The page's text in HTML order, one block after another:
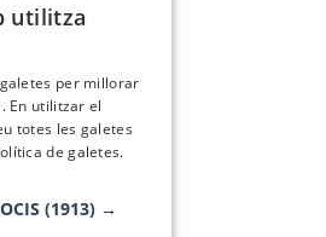
utilitza
per millorar
En utilitzar el
totes les galetes
de galetes.
(1913) →